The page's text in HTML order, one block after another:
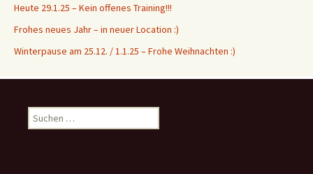
Heute 29.1.25 – Kein offenes Training!!!
Frohes neues Jahr – in neuer Location :)
Winterpause am 25.12. / 1.1.25 – Frohe Weihnachten :)
u